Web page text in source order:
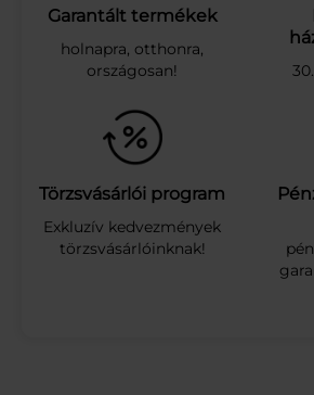
ö
d
e
z
k
a
z
ö
l
d
Garantált termékek
holnapra, otthonra,
országosan!
Törzsvásárlói program
Exkluzív kedvezmények
törzsvásárlóinknak!